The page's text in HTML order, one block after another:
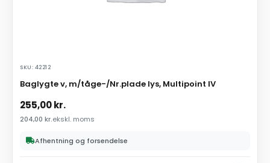
SKU: 42212
Baglygte v, m/tåge-/Nr.plade lys, Multipoint IV
255,00kr.
204,00 kr.ekskl. moms
Afhentning og forsendelse